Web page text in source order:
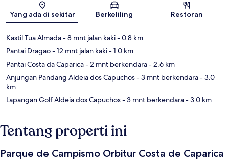
Yang ada di sekitar Berkeliling Restoran
Kastil Tua Almada- 8 mnt jalan kaki- 0.8 km
Pantai Dragao- 12 mnt jalan kaki- 1.0 km
Pantai Costa da Caparica- 2 mnt berkendara- 2.6 km
Anjungan Pandang Aldeia dos Capuchos- 3 mnt berkendara- 3.0
km
Lapangan Golf Aldeia dos Capuchos- 3 mnt berkendara- 3.0 km
Tentang properti ini
Parque de Campismo Orbitur Costa de Caparica